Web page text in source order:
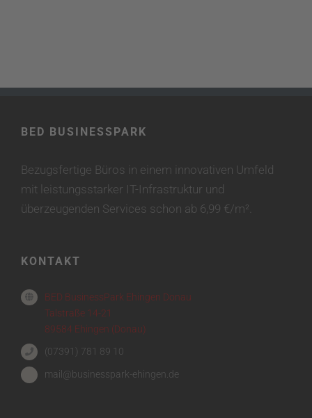
BED BUSINESSPARK
Bezugsfertige Büros in einem innovativen Umfeld
mit leistungsstarker IT-Infrastruktur und
überzeugenden Services schon ab 6,99 €/m².
KONTAKT
BED BusinessPark Ehingen Donau
Talstraße 14-21
89584 Ehingen (Donau)
(07391) 781 89 10
mail@businesspark-ehingen.de